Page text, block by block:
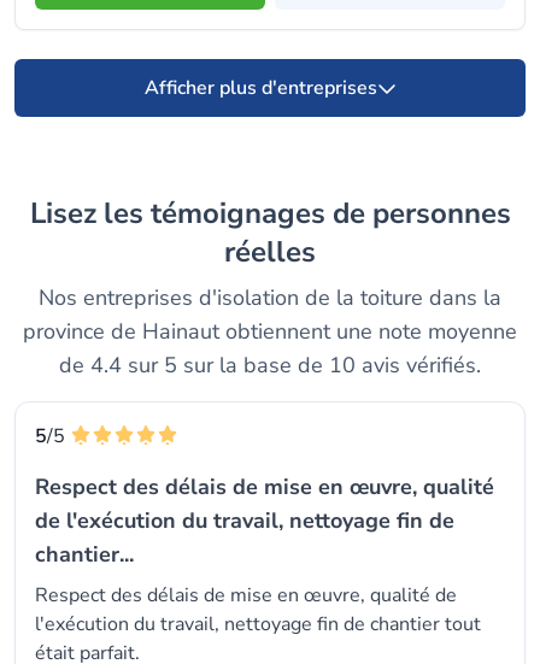
Afficher plus d'entreprises
Lisez les témoignages de personnes
réelles
Nos entreprises d'isolation de la toiture dans la
province de Hainaut obtiennent une note moyenne
de 4.4 sur 5 sur la base de 10 avis vérifiés.
5/5
Respect des délais de mise en œuvre, qualité
de l'exécution du travail, nettoyage fin de
chantier...
Respect des délais de mise en œuvre, qualité de
l'exécution du travail, nettoyage fin de chantier tout
était parfait.